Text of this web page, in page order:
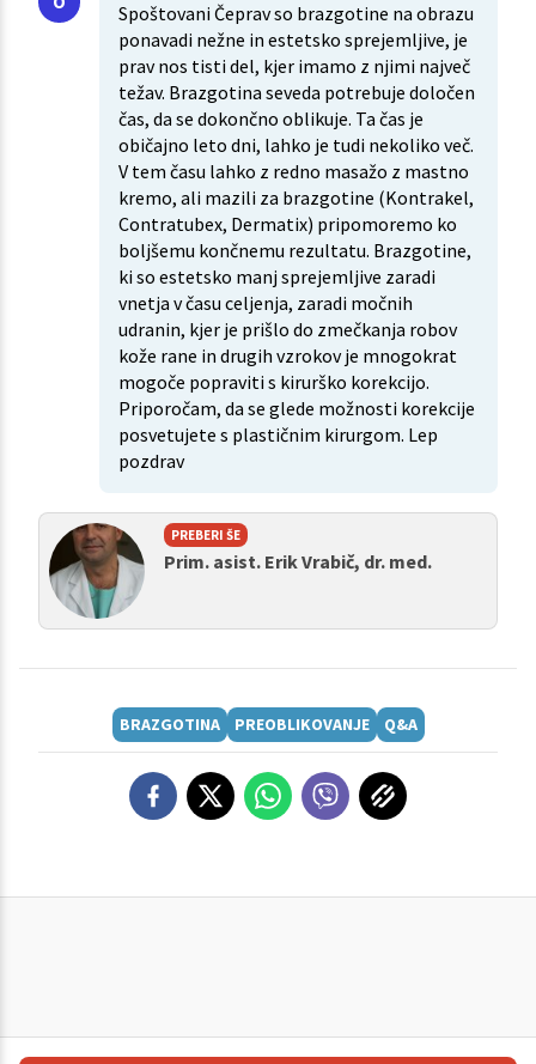
Spoštovani Čeprav so brazgotine na obrazu
ponavadi nežne in estetsko sprejemljive, je
prav nos tisti del, kjer imamo z njimi največ
težav. Brazgotina seveda potrebuje določen
čas, da se dokončno oblikuje. Ta čas je
običajno leto dni, lahko je tudi nekoliko več.
V tem času lahko z redno masažo z mastno
kremo, ali mazili za brazgotine (Kontrakel,
Contratubex, Dermatix) pripomoremo ko
boljšemu končnemu rezultatu. Brazgotine,
ki so estetsko manj sprejemljive zaradi
vnetja v času celjenja, zaradi močnih
udranin, kjer je prišlo do zmečkanja robov
kože rane in drugih vzrokov je mnogokrat
mogoče popraviti s kirurško korekcijo.
Priporočam, da se glede možnosti korekcije
posvetujete s plastičnim kirurgom. Lep
pozdrav
PREBERI ŠE
Prim. asist. Erik Vrabič, dr. med.
BRAZGOTINA PREOBLIKOVANJE Q&A